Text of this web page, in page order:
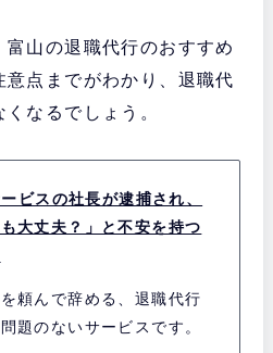
富山の退職代行のおすすめ
点までがわかり、退職代
なるでしょう。
ビスの社長が逮捕され、
大丈夫？」と不安を持つ
頼んで辞める、退職代行
題のないサービスです。